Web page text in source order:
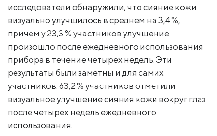
исследователи обнаружили, что сияние кожи
визуально улучшилось в среднем на 3,4 %,
причем у 23,3 % участников улучшение
произошло после ежедневного использования
прибора в течение четырех недель. Эти
результаты были заметны и для самих
участников: 63,2 % участников отметили
визуальное улучшение сияния кожи вокруг глаз
после четырех недель ежедневного
использования.